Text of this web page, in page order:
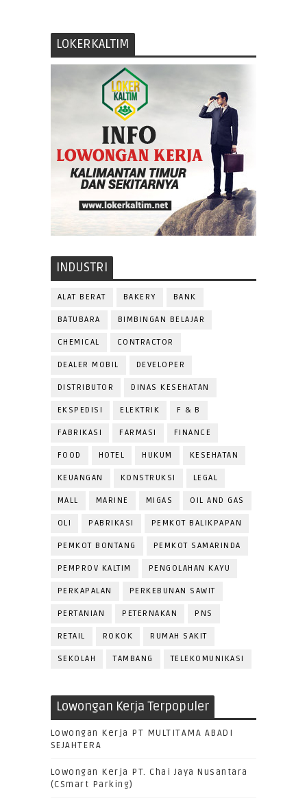
LOKERKALTIM
INDUSTRI
ALAT BERAT BAKERY BANK
BATUBARA BIMBINGAN BELAJAR
CHEMICAL CONTRACTOR
DEALER MOBIL DEVELOPER
DISTRIBUTOR DINAS KESEHATAN
EKSPEDISI ELEKTRIK F & B
FABRIKASI FARMASI FINANCE
FOOD HOTEL HUKUM KESEHATAN
KEUANGAN KONSTRUKSI LEGAL
MALL MARINE MIGAS OIL AND GAS
OLI PABRIKASI PEMKOT BALIKPAPAN
PEMKOT BONTANG PEMKOT SAMARINDA
PEMPROV KALTIM PENGOLAHAN KAYU
PERKAPALAN PERKEBUNAN SAWIT
PERTANIAN PETERNAKAN PNS
RETAIL ROKOK RUMAH SAKIT
SEKOLAH TAMBANG TELEKOMUNIKASI
Lowongan Kerja Terpopuler
Lowongan Kerja PT MULTITAMA ABADI
SEJAHTERA
Lowongan Kerja PT. Chai Jaya Nusantara
(CSmart Parking)